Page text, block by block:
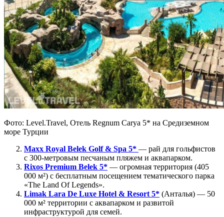
Фото: Level.Travel, Отель Regnum Carya 5* на Средиземном
море Турции
Maxx Royal Belek Golf & Spa 5* — рай для гольфистов
с 300-метровым песчаным пляжем и аквапарком.
Rixos Premium Belek 5* — огромная территория (405
000 м²) с бесплатным посещением тематического парка
«The Land Of Legends».
Limak Lara De Luxe Hotel & Resort 5* (Анталья) — 50
000 м² территории с аквапарком и развитой
инфраструктурой для семей.